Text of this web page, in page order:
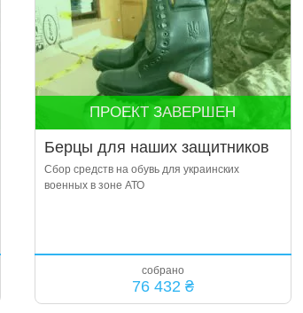
ПРОЕКТ ЗАВЕРШЕН
Берцы для наших защитников
Сбор средств на обувь для украинских
военных в зоне АТО
собрано
76 432 ₴